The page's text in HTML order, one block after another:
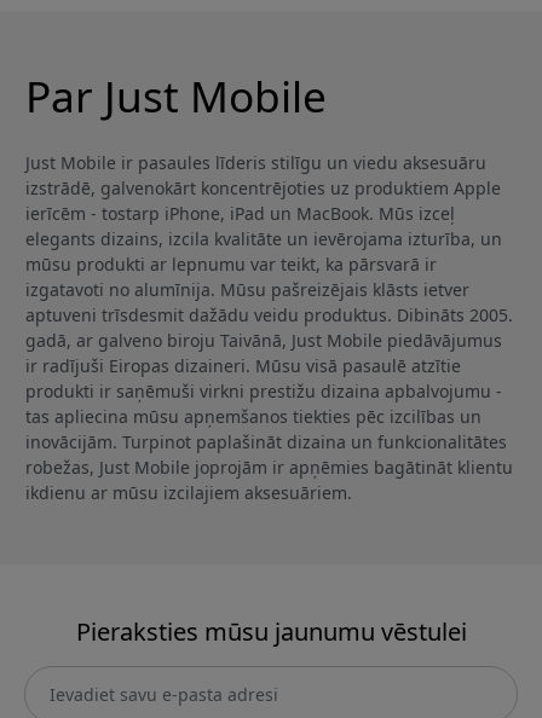
Par Just Mobile
Just Mobile ir pasaules līderis stilīgu un viedu aksesuāru
izstrādē, galvenokārt koncentrējoties uz produktiem Apple
ierīcēm - tostarp iPhone, iPad un MacBook. Mūs izceļ
elegants dizains, izcila kvalitāte un ievērojama izturība, un
mūsu produkti ar lepnumu var teikt, ka pārsvarā ir
izgatavoti no alumīnija. Mūsu pašreizējais klāsts ietver
aptuveni trīsdesmit dažādu veidu produktus. Dibināts 2005.
gadā, ar galveno biroju Taivānā, Just Mobile piedāvājumus
ir radījuši Eiropas dizaineri. Mūsu visā pasaulē atzītie
produkti ir saņēmuši virkni prestižu dizaina apbalvojumu -
tas apliecina mūsu apņemšanos tiekties pēc izcilības un
inovācijām. Turpinot paplašināt dizaina un funkcionalitātes
robežas, Just Mobile joprojām ir apņēmies bagātināt klientu
ikdienu ar mūsu izcilajiem aksesuāriem.
Pieraksties mūsu jaunumu vēstulei